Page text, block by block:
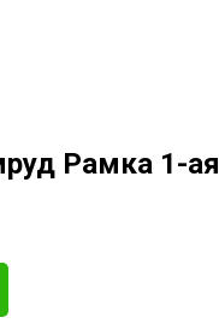
Рамка 1-ая